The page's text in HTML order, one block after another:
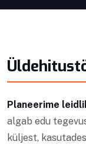
Planeerime
algab edu
küljest,